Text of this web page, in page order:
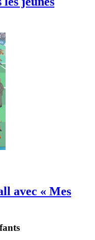
avec « Mes